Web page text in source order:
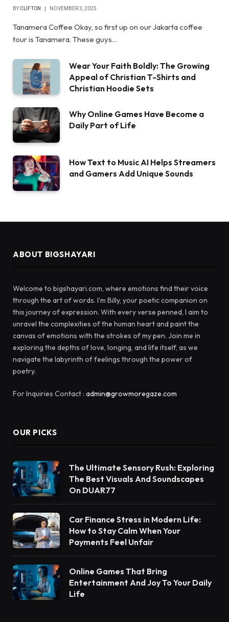
BYCLIFTON NOVEMBER 3, 2025
Tanamera Coffee Okay, so first up on our Jakarta coffee
tour is Tanamera. These guys…
Wear Your Faith Boldly: The Growing
Appeal of Christian T-Shirts and
Christian Hoodie Sets
Why Online Games Have Become a
Daily Part of Life
How Text to Music AI Helps Streamers
and Gamers Add Unique Sounds
ABOUT BIGSHAYARI
Welcome to bigshayari.com, where emotions find their voice
through the art of words. I'm Billy, your poetic companion on
this journey of expression. With every verse penned, I aim to
unravel the complexities of the human heart and paint the
canvas of emotions with the strokes of my pen. Join me in
exploring the depths of love, longing, and life itself, as we
navigate the labyrinth of feelings through the power of
poetry.
For Inquiries Contact : admin@growmoregaze.com
OUR PICKS
The Ultimate Sensory Rush: Exploring
The Best Visuals And Soundscapes
On DUAR77
Car Finance Stress in Modern Life:
How to Stay Calm When Your
Payments Feel Unfair
Online Games That Bring
Entertainment And Joy To Your Daily
Life